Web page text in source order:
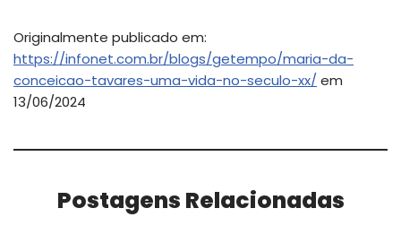
Originalmente publicado em:
https://infonet.com.br/blogs/getempo/maria-da-
conceicao-tavares-uma-vida-no-seculo-xx/ em
13/06/2024
Postagens Relacionadas